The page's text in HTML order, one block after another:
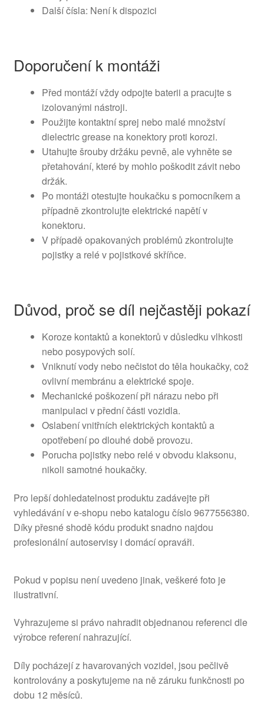
Další čísla: Není k dispozici
Doporučení k montáži
Před montáží vždy odpojte baterii a pracujte s
izolovanými nástroji.
Použijte kontaktní sprej nebo malé množství
dielectric grease na konektory proti korozi.
Utahujte šrouby držáku pevně, ale vyhněte se
přetahování, které by mohlo poškodit závit nebo
držák.
Po montáži otestujte houkačku s pomocníkem a
případně zkontrolujte elektrické napětí v
konektoru.
V případě opakovaných problémů zkontrolujte
pojistky a relé v pojistkové skříňce.
Důvod, proč se díl nejčastěji pokazí
Koroze kontaktů a konektorů v důsledku vlhkosti
nebo posypových solí.
Vniknutí vody nebo nečistot do těla houkačky, což
ovlivní membránu a elektrické spoje.
Mechanické poškození při nárazu nebo při
manipulaci v přední části vozidla.
Oslabení vnitřních elektrických kontaktů a
opotřebení po dlouhé době provozu.
Porucha pojistky nebo relé v obvodu klaksonu,
nikoli samotné houkačky.
Pro lepší dohledatelnost produktu zadávejte při
vyhledávání v e-shopu nebo katalogu číslo 9677556380.
Díky přesné shodě kódu produkt snadno najdou
profesionální autoservisy i domácí opraváři.
Pokud v popisu není uvedeno jinak, veškeré foto je
ilustrativní.
Vyhrazujeme si právo nahradit objednanou referenci dle
výrobce referení nahrazující.
Díly pocházejí z havarovaných vozidel, jsou pečlivě
kontrolovány a poskytujeme na ně záruku funkčnosti po
dobu 12 měsíců.